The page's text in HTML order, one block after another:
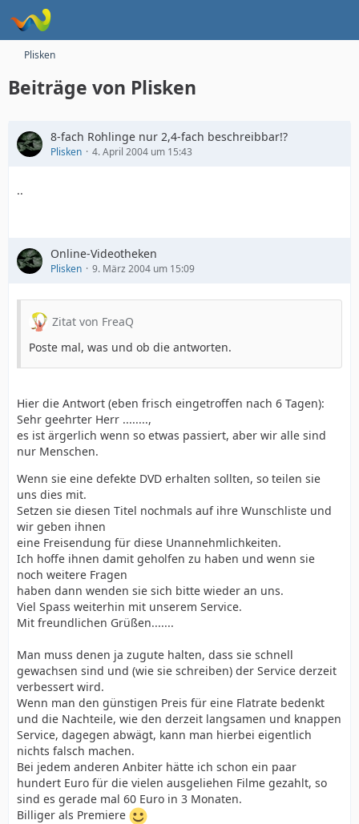
Plisken
Beiträge von Plisken
8-fach Rohlinge nur 2,4-fach beschreibbar!?
Plisken 4. April 2004 um 15:43
..
Online-Videotheken
Plisken 9. März 2004 um 15:09
Zitat von FreaQ
Poste mal, was und ob die antworten.
Hier die Antwort (eben frisch eingetroffen nach 6 Tagen):
Sehr geehrter Herr ........,
es ist ärgerlich wenn so etwas passiert, aber wir alle sind
nur Menschen.
Wenn sie eine defekte DVD erhalten sollten, so teilen sie
uns dies mit.
Setzen sie diesen Titel nochmals auf ihre Wunschliste und
wir geben ihnen
eine Freisendung für diese Unannehmlichkeiten.
Ich hoffe ihnen damit geholfen zu haben und wenn sie
noch weitere Fragen
haben dann wenden sie sich bitte wieder an uns.
Viel Spass weiterhin mit unserem Service.
Mit freundlichen Grüßen.......
Man muss denen ja zugute halten, dass sie schnell
gewachsen sind und (wie sie schreiben) der Service derzeit
verbessert wird.
Wenn man den günstigen Preis für eine Flatrate bedenkt
und die Nachteile, wie den derzeit langsamen und knappen
Service, dagegen abwägt, kann man hierbei eigentlich
nichts falsch machen.
Bei jedem anderen Anbiter hätte ich schon ein paar
hundert Euro für die vielen ausgeliehen Filme gezahlt, so
sind es gerade mal 60 Euro in 3 Monaten.
Billiger als Premiere